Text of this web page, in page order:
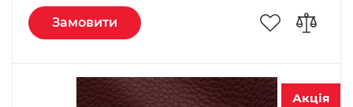
Замовити
Акція